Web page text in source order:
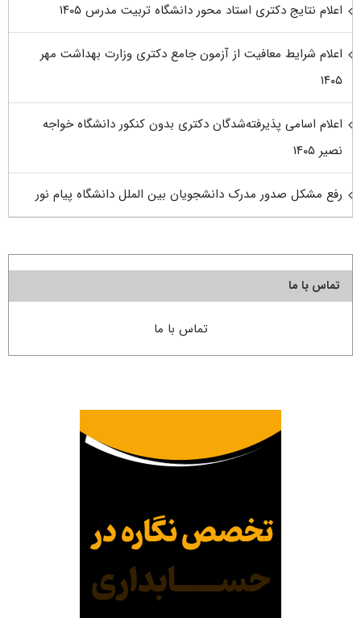
اعلام نتایج دکتری استاد محور دانشگاه تربیت مدرس ۱۴۰۵
اعلام شرایط معافیت از آزمون جامع دکتری وزارت بهداشت مهر
۱۴۰۵
اعلام اسامی پذیرفته‌شدگان دکتری بدون کنکور دانشگاه خواجه
نصیر ۱۴۰۵
رفع مشکل صدور مدرک دانشجویان بین الملل دانشگاه پیام نور
تماس با ما
تماس با ما